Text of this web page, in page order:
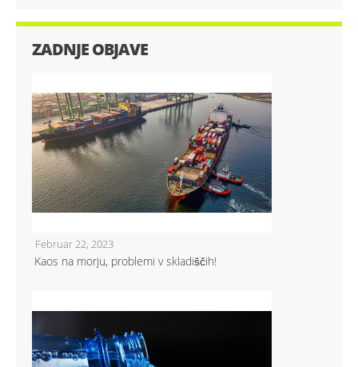
ZADNJE OBJAVE
Februar 22, 2023
Kaos na morju, problemi v skladiščih!